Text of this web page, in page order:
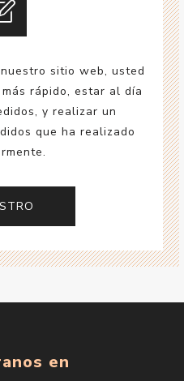
sitio web, usted
rápido, estar al día
y realizar un
que ha realizado
en